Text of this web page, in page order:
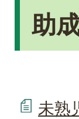
助
未熟